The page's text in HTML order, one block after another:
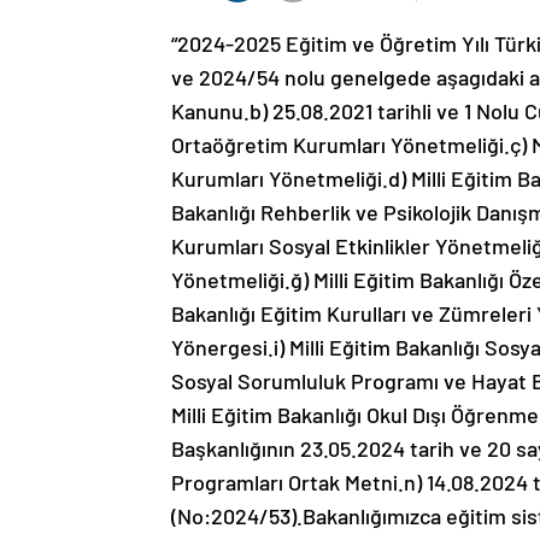
“2024-2025 Eğitim ve Öğretim Yılı Türkiye Yüzyılı Maarif Modeli’ne İlişkin İş ve İşlemler” konulu ve 2024/54 nolu genelgede aşagıdaki açıklamalara yer verilmiştir.İlgi : a) 1739 Milli Eğitim Temel Kanunu.b) 25.08.2021 tarihli ve 1 Nolu Cumhurbaşkanlığı Kararnamesi.c) Milli Eğitim Bakanlığı Ortaöğretim Kurumları Yönetmeliği.ç) Milli Eğitim Bakanlığı Okul Öncesi Eğitim ve İlköğretim Kurumları Yönetmeliği.d) Milli Eğitim Bakanlığı Özel Eğitim Hizmetleri Yönetmeliği.e) Milli Eğitim Bakanlığı Rehberlik ve Psikolojik Danışma Hizmetleri Yönetmeliği.f) Milli Eğitim Bakanlığı Eğitim Kurumları Sosyal Etkinlikler Yönetmeliği.g) Milli Eğitim Bakanlığı Ölçme ve Değerlendirme Yönetmeliği.ğ) Milli Eğitim Bakanlığı Özel Öğretim Kurumları Yönetmeliği.h) Milli Eğitim Bakanlığı Eğitim Kurulları ve Zümreleri Yönergesi.ı) Milli Eğitim Bakanlığı Eğitim Bölgeleri Yönergesi.i) Milli Eğitim Bakanlığı Sosyal Etkinlik İzinleri Yönergesi.j) Milli Eğitim Bakanlığı Sosyal Sorumluluk Programı ve Hayat Boyu Öğrenme/Sertifikasyon Uygulama Yönergesi.k) Milli Eğitim Bakanlığı Okul Dışı Öğrenme Ortamları Kılavuzu.l) Talim ve Terbiye Kurulu Başkanlığının 23.05.2024 tarih ve 20 sayılı Kararı.m) Türkiye Yüzyılı Maarif Modeli Öğretim Programları Ortak Metni.n) 14.08.2024 tarihli ve 111911202 sayılı Genelge. (No:2024/53).Bakanlığımızca eğitim sistemimizin daha yüksek standartlarataşınması ve bireyden aileye, aileden topluma, toplumdan millete ve bütüninsanlığa uzanan eğitim süreçlerinin niteliğinin artırılması için TürkiyeYüzyılı Maarif Modeli Ortak Metni ve Öğretim Programları hazırlanmıştır. Buprogramlar 2024-2025 eğitim ve öğretim yılında, okul öncesi (anasınıfı);ilkokul 1, ortaokul 5; ortaöğretim hazırlık ve 9 uncu sınıf düzeyindeuygulanacaktır.Türkiye Yüzyılı Maarif Modeli’nde insanın kendini tanımasına ve keşfetmesine imkan tanınarak kişilerin ilgi ve kabiliyetleri ölçüsünde esnek ve özgür öğrenme ortamlarının yaygınlaştırıldığıhak ve gelişim temelli bir öğrenme süreci yapılandırılmıştır.Bakanlığımızca öğrencilerimizin zihinsel, sosyal, duygusal,fiziksel ve ahlaki bakımdan çok yönlü gelişimini desteklemek amacıylageliştirilen Türkiye Yüzyılı Maarif Modeli’nin uygulanmasına ilişkin iş ve işlemler yukarıda sıralanan mevzuat doğrultusunda ve aşağıda açıklanan genelge esasları dikkate alınarak uygulanacaktır:1) Bakanlığımızca Türkiye Yüzyılı Maarif Modeli’ne yönelik planlananeğitimler kapsamında eğitici eğitimleri 3 Haziran 2024’te başlatılmıştır.Öğretmenlerin eğitimi ise 2-6 Eylül 2024 tarihleri arasında mesleki çalışmadöneminde il milli eğitim müdürlükleri koordinesinde yapılacaktır. Bu eğitimler, eğitici eğitimi belgesi alan öğretmenlertarafından okul öncesi (ana sınıfı); ilkokul 1, ortaokul 5; ortaöğretimhazırlık ve 9 uncu sınıf düzeyinde öncelikle bu sınıflarda derslere gireceköğretmenlere yönelik il/ilçe milli eğitim müdürlükleri ve okul yönetimleritarafından üç gün sürecek şekilde teorik ve uygulamalı olarak planlanacak veuygulanacak; branş (okul öncesinde ana sınıfı ve ilkokullarda sınıf) temelli en fazla 50 kişilik gruplar şeklinde düzenlenecektir.2) Eğitici eğitimi belgesi alan öğretmenler tarafından tüm kademelerde (temel eğitim,ortaöğretim) 1 inci maddede belirtilen sınıf düzeyleri dışındaki diğer sınıfdüzeylerinde derslere giren öğretmenlere yönelik de ayrıca teorik ve uygulamalıeğitimler yapılacaktır. Bahse konu sınıf düzeylerinde derse giren öğretmenlere yönelik düzenlenecek eğitimler; birinci dönem içinde yer alan ara tatilde, il milli eğitim müdürlükleri koordinesinde il/ilçe milli eğitim müdürlüklerinceplanlanarak yapılacak ve tüm öğretmenlerin ilgili eğitimlere katılımısağlanacaktır. Planlanan eğitimler branş temelli olarak en fazla 50 kişilik gruplar şeklinde düzenlenecektir.3) Eğitici eğitimi belgesi alan öğretmenlerin, okul idarelerince hazırlanacak şube ve dersdağılımlarında öncelikli olarak ilgili sınıflara görevlendirilmelerisağlanacaktır.4) İlgili sınıflar düzeyinde derse girecek öğretmenlerin mutlaka branşlarındaeğitim almaları sağlanacaktır. Herhangi bir zorunlulukla ilgili sınıflardaöğretmen değişimi